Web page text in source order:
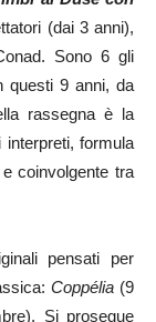
(dai 3 anni),
Sono 6 gli
questi 9 anni, da
rassegna è la
formula
coinvolgente tra
pensati per
Coppélia (9
Si prosegue